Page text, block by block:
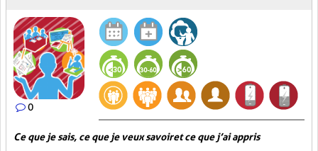
0
Ce que je sais, ce que je veux savoir et ce que j’ai appris